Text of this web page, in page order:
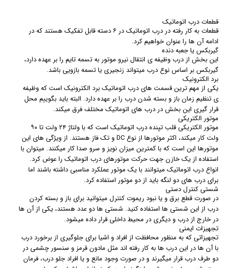
قطعات درب اتوماتیک
قطعات به کار رفته در درب اتوماتیک در ۶ دسته قابل تفکیک هستند که در
ادامه آن ها را عنوان خواهیم کرد.
گیربکس یا جعبه دنده
این بخش از درب وظیفه ی انتقال نیرو موتور به تسمه تایم را بر عهده دارد،
گیربکس بر اساس نوع درب میتواند زنجیری یا تسمه بازویی باشد.
برد الکترونیک
یکی از مهم ترین قسمت های درب اتوماتیک برد الکترونیک است که وظیفه
ی تنظیم زمان باز و بسته شدن درب را بر عهده دارد. البته باید بگوییم محل
قرار گیری این بخش در درب های اتوماتیک مختلف فرق میکند.
موتور الکتریکی
موتور الکتریکی قلب تپنده درب اتوماتیک است که با ولتاژ ۲۴ ولت تا ۹۰
ولت کار میکند، اکثر موتورها از نوع DC و تک فاز هستند. از ویژگی های این
موتورها این است که با کمترین میزان نویز و سرو صدا کار میکنند. میتوان با
استفاده از یک خازن جهت حرکت موتورهای درب اتوماتیک را عوض کرد.
انواع درب اتوماتیک میتوانند با یک موتور عملکرد مناسبی داشته باشند اما
برای درب های دو لنگه باید از دو موتور استفاده کرد.
شستی کنترل دستی
در صورت قطع برق و یا نبود ریموت کنترل میتوانید برای باز و بسته کردن
درب از این شستی ها استفاده کنید. شستی ها دو عدد هستند، یکی از آن ها
در خارج از درب و دیگری در محیط داخلی قرار داده میشود.
تجهیزات ایمنی
تجهیزاتی که به منظور محافظت از افراد و اشیا برای جلوگیری از برخورد درب
با آن ها در این درب ها به کار رفته اند مثل مادون قرمز و سنسور چشمی در
دو طرف درب قرار میگیرند و در صورت وجود مانع و یا افراد جلو درب، فرمان